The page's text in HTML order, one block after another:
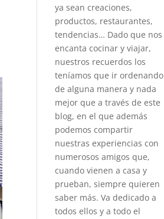
ya sean creaciones,
productos, restaurantes,
tendencias… Dado que nos
encanta cocinar y viajar,
nuestros recuerdos los
teníamos que ir ordenando
de alguna manera y nada
mejor que a través de este
blog, en el que además
podemos compartir
nuestras experiencias con
numerosos amigos que,
cuando vienen a casa y
prueban, siempre quieren
saber más. Va dedicado a
todos ellos y a todo el